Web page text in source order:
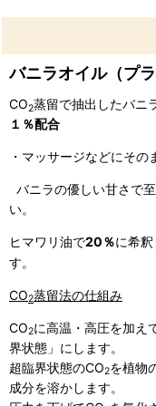
バニラオイル（プラ
CO2蒸留で抽出したバニ
１％配合
・マッサージなどにその
バニラの優しい甘さで
い。
ヒマワリ油で20％に希釈
す。
CO2蒸留法の仕組み
CO2に高温・高圧を加え
界状態」にします。
超臨界状態のCO2を植物
成分を溶かします。